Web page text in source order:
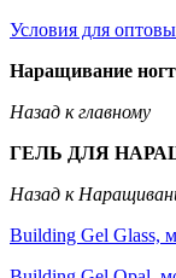
Условия для
Наращивание
Назад к главному
ГЕЛЬ ДЛЯ
Назад к
Building Gel Glass,